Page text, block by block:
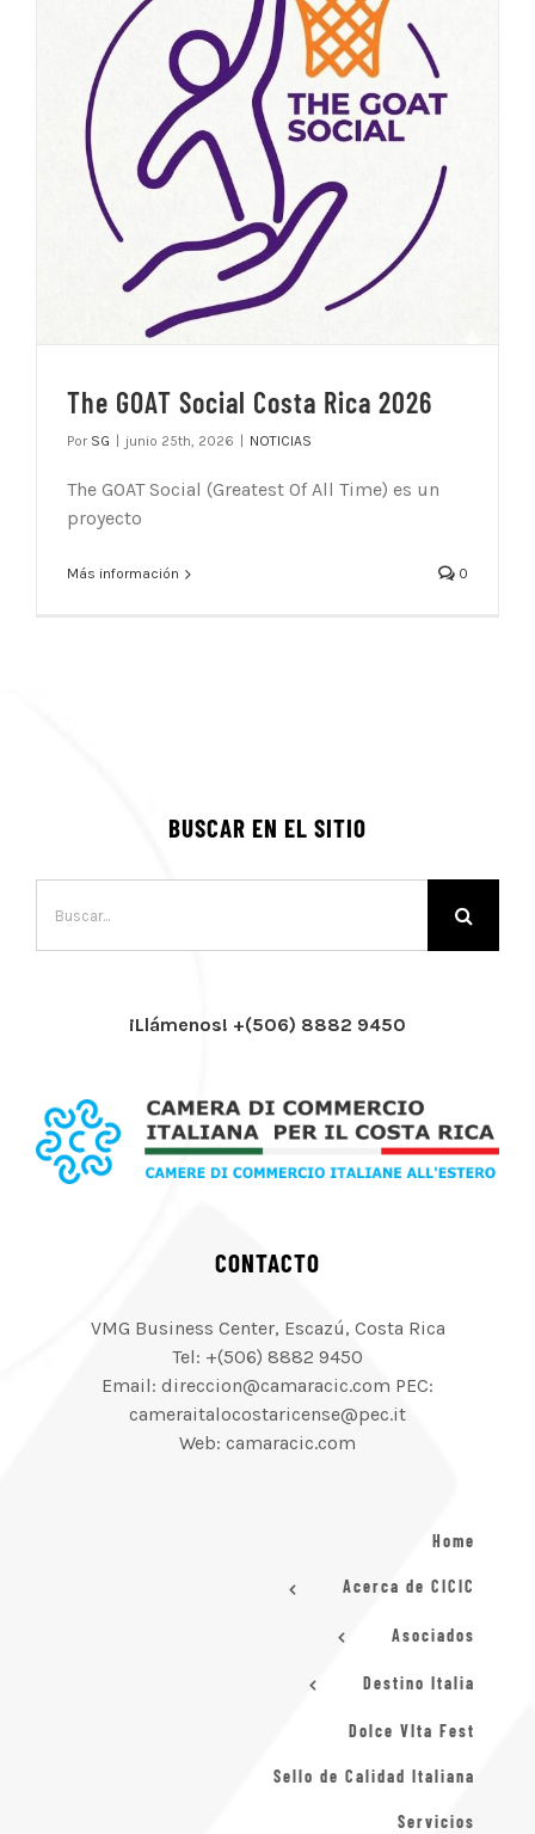
The GOAT Social Costa Rica 2026
Por SG junio 25th, 2026 NOTICIAS
The GOAT Social (Greatest Of All Time) es un
proyecto
Más información 0
BUSCAR EN EL SITIO
¡Llámenos! +(506) 8882 9450
CONTACTO
VMG Business Center, Escazú, Costa Rica
Tel: +(506) 8882 9450
Email: direccion@camaracic.com PEC:
cameraitalocostaricense@pec.it
Web: camaracic.com
Home
Acerca de CICIC
Asociados
Destino Italia
Dolce VIta Fest
Sello de Calidad Italiana
Servicios